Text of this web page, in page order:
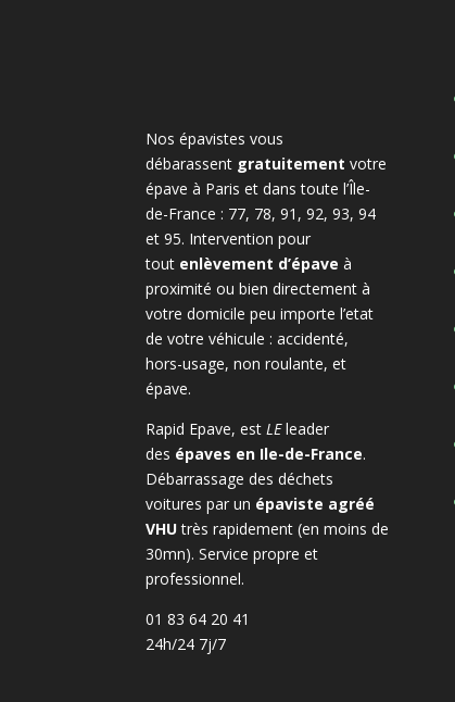
Nos épavistes vous
débarassent gratuitement votre
épave à Paris et dans toute l’Île-
de-France : 77, 78, 91, 92, 93, 94
et 95. Intervention pour
tout enlèvement d’épave à
proximité ou bien directement à
votre domicile peu importe l’etat
de votre véhicule : accidenté,
hors-usage, non roulante, et
épave.
Rapid Epave, est LEleader
des épaves en Ile-de-France.
Débarrassage des déchets
voitures par un épaviste agréé
VHUtrès rapidement (en moins de
30mn). Service propre et
professionnel.
01 83 64 20 41
24h/24 7j/7